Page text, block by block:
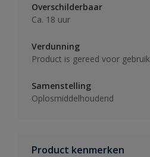
Overschilderbaar
Ca. 18 uur
Verdunning
Product is gereed voor gebruik
Samenstelling
Oplosmiddelhoudend
Product kenmerken